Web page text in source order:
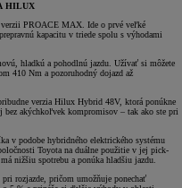
HILUX
PROACE MAX. Ide o prvé veľké
kapacitu v triede spolu s výhodami
hladkú a pohodlnú jazdu. Užívať si môžete
410 Nm a pozoruhodný dojazd až
verzia Hilux Hybrid 48V, ktorá ponúkne
bez akýchkoľvek kompromisov – tak ako ste pri
v podobe hybridného elektrického systému
Toyota na duálne použitie v jej pick-
nižšiu spotrebu a ponúka hladšiu jazdu.
rozjazde, pričom umožňuje ponechať